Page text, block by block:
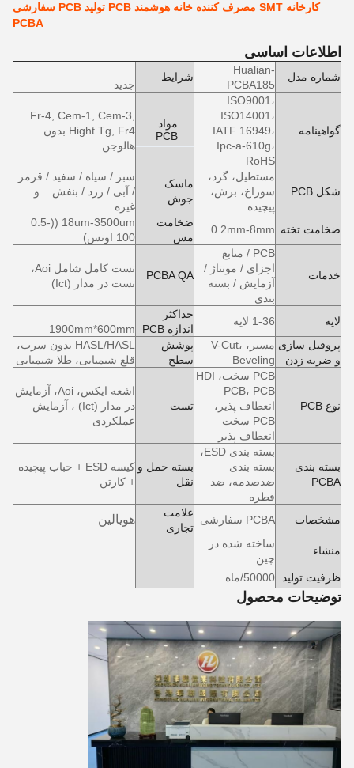
کارخانه SMT مصرف کننده خانه هوشمند PCB تولید PCB سفارشی
PCBA
اطلاعات اساسی
شماره مدل
Hualian-
PCBA185
شرایط
جدید
گواهینامه
ISO9001،
ISO14001،
IATF 16949،
Ipc-a-610g،
RoHS
مواد
PCB
Fr-4, Cem-1, Cem-3,
Hight Tg, Fr4 بدون
هالوجن
شکل PCB
مستطیل، گرد،
سوراخ، برش،
پیچیده
ماسک
جوش
سبز / سیاه / سفید / قرمز
/ آبی / زرد / بنفش... و
غیره
ضخامت تخته 0.2mm-8mm
ضخامت
مس
18um-3500um ((0.5-
100 اونس)
خدمات
PCB / منابع
اجزای / مونتاژ /
آزمایش / بسته
بندی
PCBA QA
تست کامل شامل Aoi،
تست در مدار (Ict)
لایه 1-36 لایه
حداکثر
اندازه PCB
1900mm*600mm
پروفیل سازی
و ضربه زدن
مسیر، V-Cut،
Beveling
پوشش
سطح
HASL/HASL بدون سرب،
قلع شیمیایی، طلا شیمیایی
نوع PCB
PCB سخت، HDI
PCB، PCB
انعطاف پذیر،
PCB سخت
انعطاف پذیر
تست
اشعه ایکس، Aoi، آزمایش
در مدار (Ict) ، آزمایش
عملکردی
بسته بندی
PCBA
بسته بندی ESD،
بسته بندی
ضدصدمه، ضد
قطره
بسته حمل و
نقل
کیسه ESD + حباب پیچیده
+ کارتن
مشخصات PCBA سفارشی
علامت
تجاری
هویالین
منشاء
ساخته شده در
چین
ظرفیت تولید
50000/ماه
توضیحات محصول